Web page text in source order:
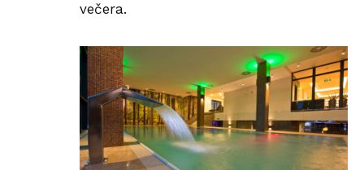
večera.